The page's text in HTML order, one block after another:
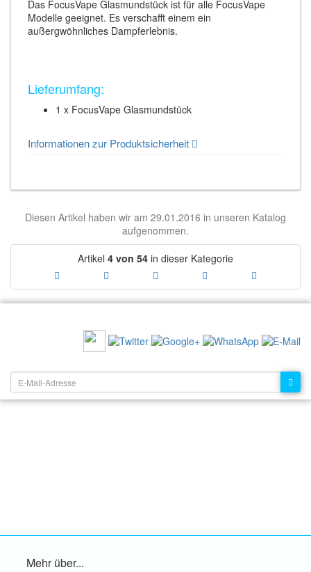
Das FocusVape Glasmundstück ist für alle FocusVape
Modelle geeignet. Es verschafft einem ein
außergwöhnliches Dampferlebnis.
Lieferumfang:
1 x FocusVape Glasmundstück
Informationen zur Produktsicherheit
Diesen Artikel haben wir am 29.01.2016 in unseren Katalog
aufgenommen.
Artikel 4 von 54 in dieser Kategorie
Mehr über...